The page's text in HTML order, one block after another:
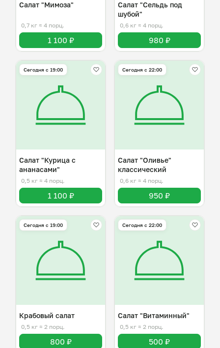
Салат "Мимоза"
0,7 кг ≈ 4 порц.
1 100 ₽
Салат "Сельдь под
шубой"
0,6 кг ≈ 4 порц.
980 ₽
Сегодня с 19:00
Салат "Курица с
ананасами"
0,5 кг ≈ 4 порц.
1 100 ₽
Сегодня с 22:00
Салат "Оливье"
классический
0,6 кг ≈ 4 порц.
950 ₽
Сегодня с 19:00
Крабовый салат
0,5 кг ≈ 2 порц.
800 ₽
Сегодня с 22:00
Салат "Витаминный"
0,5 кг ≈ 2 порц.
500 ₽